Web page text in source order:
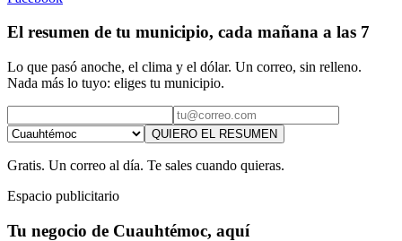
El resumen de tu municipio, cada mañana a las 7
Lo que pasó anoche, el clima y el dólar. Un correo, sin relleno.
Nada más lo tuyo: eliges tu municipio.
QUIERO EL RESUMEN
Gratis. Un correo al día. Te sales cuando quieras.
Espacio publicitario
Tu negocio de Cuauhtémoc, aquí